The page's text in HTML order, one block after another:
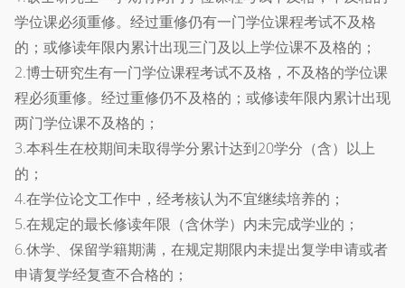
学位课必须重修。经过重修仍有一门学位课程考试不及格
的；或修读年限内累计出现三门及以上学位课不及格的；
2.博士研究生有一门学位课程考试不及格，不及格的学位课
程必须重修。经过重修仍不及格的；或修读年限内累计出现
两门学位课不及格的；
3.本科生在校期间未取得学分累计达到20学分（含）以上
的；
4.在学位论文工作中，经考核认为不宜继续培养的；
5.在规定的最长修读年限（含休学）内未完成学业的；
6.休学、保留学籍期满，在规定期限内未提出复学申请或者
申请复学经复查不合格的；